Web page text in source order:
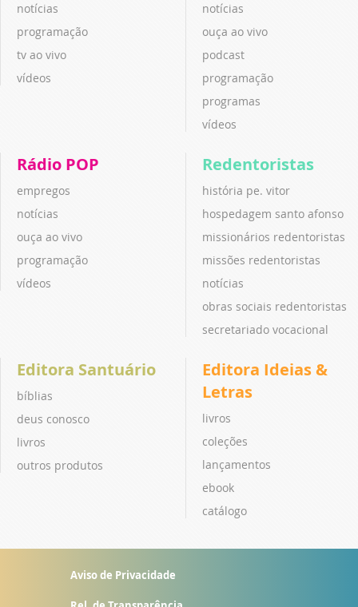
notícias
programação
tv ao vivo
vídeos
notícias
ouça ao vivo
podcast
programação
programas
vídeos
Rádio POP
empregos
notícias
ouça ao vivo
programação
vídeos
Redentoristas
história pe. vitor
hospedagem santo afonso
missionários redentoristas
missões redentoristas
notícias
obras sociais redentoristas
secretariado vocacional
Editora Santuário
bíblias
deus conosco
livros
outros produtos
Editora Ideias &
Letras
livros
coleções
lançamentos
ebook
catálogo
Aviso de Privacidade